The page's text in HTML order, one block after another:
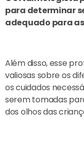
para determinar
adequado para
Além disso, esse
valiosas sobre os
os cuidados
serem tomadas
dos olhos das